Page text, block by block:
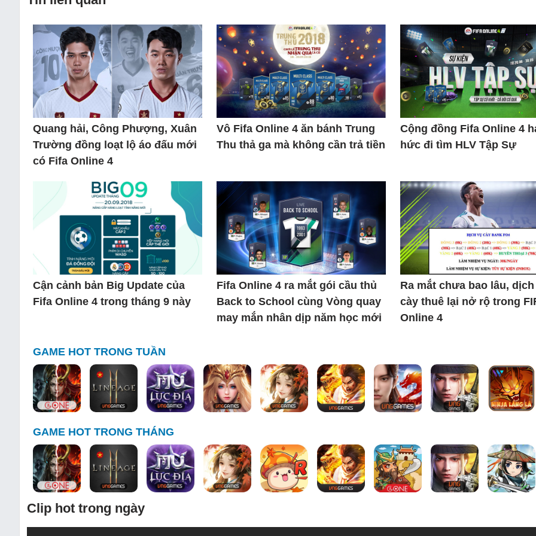
Quang hải, Công Phượng, Xuân
Trường đồng loạt lộ áo đấu mới
có Fifa Online 4
Vô Fifa Online 4 ăn bánh Trung
Thu thả ga mà không cần trả tiền
Cộng đồng Fifa Online 4
hức đi tìm HLV Tập Sự
Cận cảnh bản Big Update của
Fifa Online 4 trong tháng 9 này
Fifa Online 4 ra mắt gói cầu thủ
Back to School cùng Vòng quay
may mắn nhân dịp năm học mới
Ra mắt chưa bao lâu,
cày thuê lại nở rộ trong
Online 4
GAME HOT TRONG TUẦN
GAME HOT TRONG THÁNG
Clip hot trong ngày